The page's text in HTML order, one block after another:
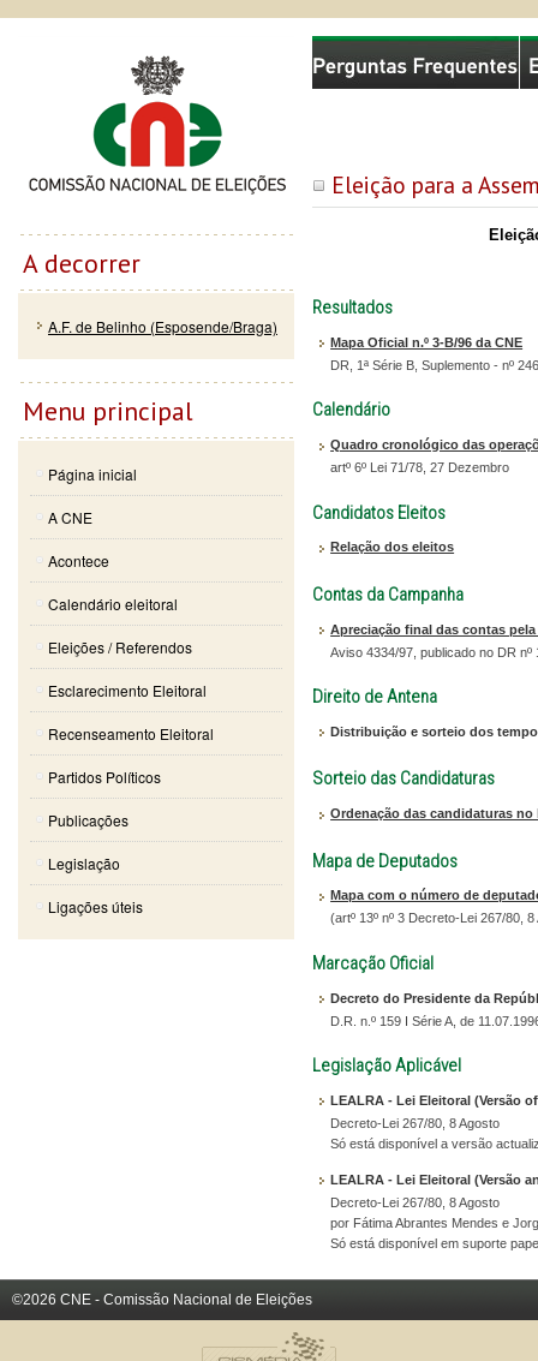
Eleição para a
Resultados
Mapa Oficial n.º 3-B/96 da CNE
DR, 1ª Série B, Suplemento - nº
Calendário
Quadro cronológico das
artº 6º Lei 71/78, 27 Dezembro
Candidatos Eleitos
Relação dos eleitos
Contas da Campanha
Apreciação final das contas
Aviso 4334/97, publicado no DR
Direito de Antena
Distribuição e sorteio dos
Sorteio das Candidaturas
Ordenação das candidaturas
Mapa de Deputados
Mapa com o número de
(artº 13º nº 3 Decreto-Lei 267/80,
Marcação Oficial
Decreto do Presidente da
D.R. n.º 159 I Série A, de
Legislação Aplicável
LEALRA - Lei Eleitoral (Versão
Decreto-Lei 267/80, 8 Agosto
Só está disponível a versão
LEALRA - Lei Eleitoral (Versão
Decreto-Lei 267/80, 8 Agosto
por Fátima Abrantes Mendes e
Só está disponível em suporte
Comissão Nacional de Eleições
A decorrer
A.F. de Belinho (Esposende/Braga)
Menu principal
Página inicial
A CNE
Acontece
Calendário eleitoral
Eleições / Referendos
Esclarecimento Eleitoral
Recenseamento Eleitoral
Partidos Políticos
Publicações
Legislação
Ligações úteis
©2026 CNE - Comissão Nacional de Eleições